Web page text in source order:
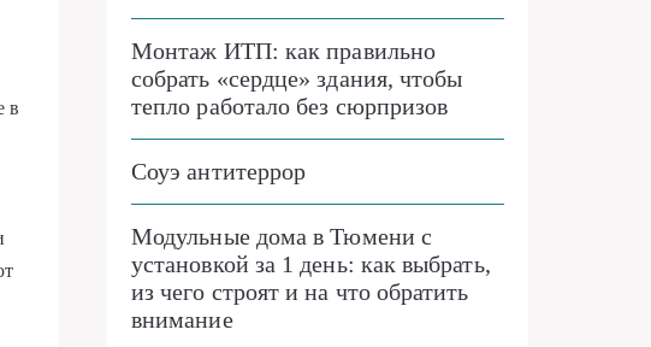
в
Монтаж ИТП: как правильно
собрать «сердце» здания, чтобы
тепло работало без сюрпризов
Соуэ антитеррор
Модульные дома в Тюмени с
установкой за 1 день: как выбрать,
из чего строят и на что обратить
внимание